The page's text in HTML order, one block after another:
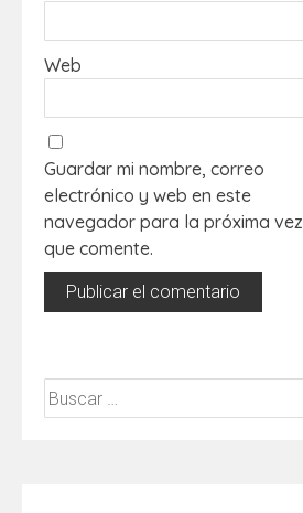
Web
Guardar mi nombre, correo
electrónico y web en este
navegador para la próxima vez
que comente.